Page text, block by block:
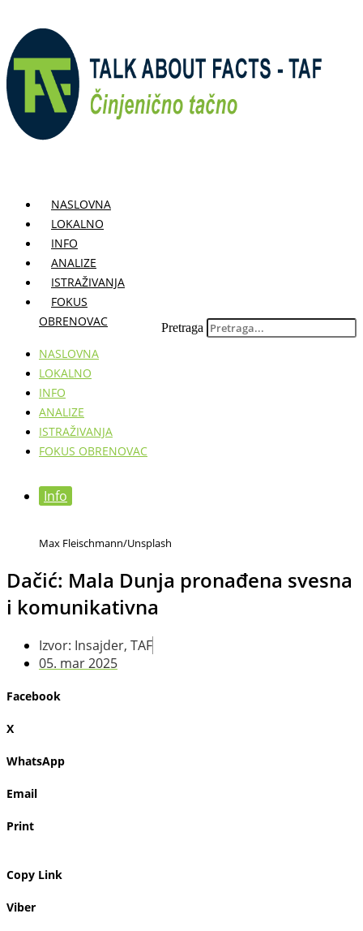
sadržaj
NASLOVNA
LOKALNO
INFO
ANALIZE
ISTRAŽIVANJA
FOKUS
OBRENOVAC
NASLOVNA
LOKALNO
INFO
ANALIZE
ISTRAŽIVANJA
FOKUS OBRENOVAC
Pretraga
Info
Max Fleischmann/Unsplash
Dačić: Mala Dunja pronađena svesna
i komunikativna
Izvor: Insajder, TAF
05. mar 2025
Facebook
X
WhatsApp
Email
Print
Copy Link
Viber